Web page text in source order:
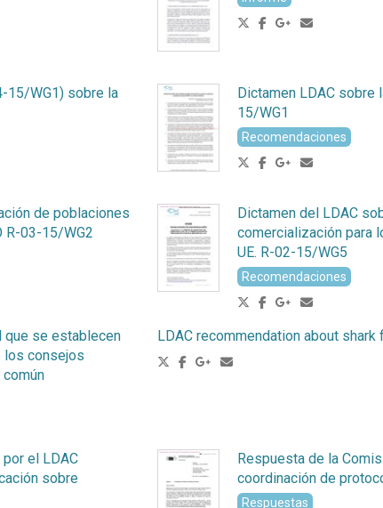
15/WG1) sobre la
Dictamen LDAC sobre
15/WG1
Recomendaciones
de poblaciones
R-03-15/WG2
Dictamen del LDAC
comercialización para
UE. R-02-15/WG5
Recomendaciones
que se establecen
los consejos
LDAC recommendation about
el LDAC
sobre
Respuesta de la
coordinación de
Respuestas